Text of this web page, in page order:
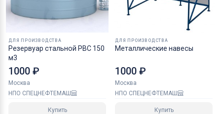
Срок службы: 10 лет.
трубопроводная арматура, емкостные приборы разного
назначения, резервуарная техника
ДЛЯ ПРОИЗВОДСТВА
Резервуар стальной РВС 150
м3
1000 ₽
Москва
НПО СПЕЦНЕФТЕМАШ
Купить
ДЛЯ ПРОИЗВОДСТВА
Металлические навесы
1000 ₽
Москва
НПО СПЕЦНЕФТЕМАШ
Купить